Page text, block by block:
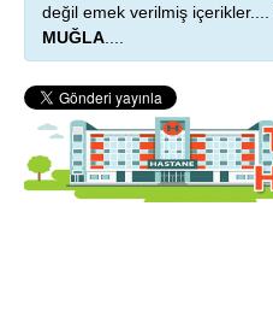
değil emek verilmiş içerikler....
MUĞLA